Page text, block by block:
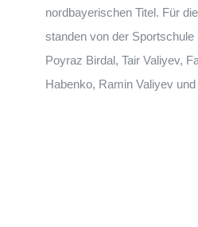
nordbayerischen Titel. Für
standen von der
Poyraz Birdal, Tair Valiyev,
Habenko, Ramin Valiyev und